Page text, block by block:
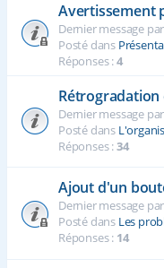
Avertissement
Dernier message par
Posté dans
Réponses :4
Rétrogradation
Dernier message par
Posté dans
Réponses :34
Ajout d'un
Dernier message par
Posté dans Les
Réponses : 14